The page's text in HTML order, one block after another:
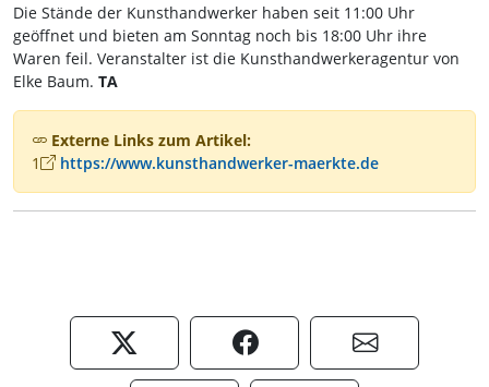
Die Stände der Kunsthandwerker haben seit 11:00 Uhr
geöffnet und bieten am Sonntag noch bis 18:00 Uhr ihre
Waren feil. Veranstalter ist die Kunsthandwerkeragentur von
Elke Baum. TA
Externe Links zum Artikel:
1
https://www.kunsthandwerker-maerkte.de